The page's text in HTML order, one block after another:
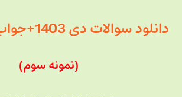
دانلود سوالات دی 1403+جواب تشریحی
(نمونه سوم)